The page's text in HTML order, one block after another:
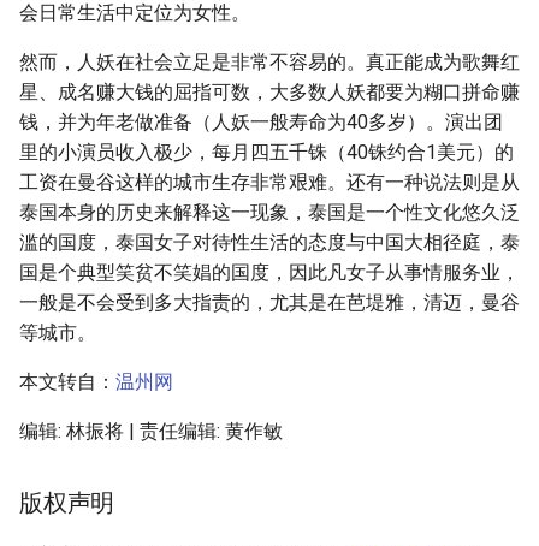
会日常生活中定位为女性。
然而，人妖在社会立足是非常不容易的。真正能成为歌舞红
星、成名赚大钱的屈指可数，大多数人妖都要为糊口拼命赚
钱，并为年老做准备（人妖一般寿命为40多岁）。演出团
里的小演员收入极少，每月四五千铢（40铢约合1美元）的
工资在曼谷这样的城市生存非常艰难。还有一种说法则是从
泰国本身的历史来解释这一现象，泰国是一个性文化悠久泛
滥的国度，泰国女子对待性生活的态度与中国大相径庭，泰
国是个典型笑贫不笑娼的国度，因此凡女子从事情服务业，
一般是不会受到多大指责的，尤其是在芭堤雅，清迈，曼谷
等城市。
本文转自： 温州网
编辑: 林振将 | 责任编辑: 黄作敏
版权声明